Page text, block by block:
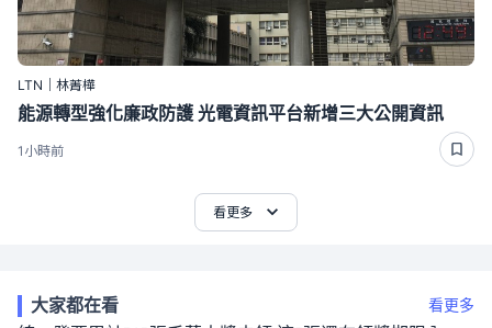
LTN｜林菁樺
能源轉型強化廉政防護 光電資訊平台新增三大公開資訊
1小時前
看更多
大家都在看 看更多